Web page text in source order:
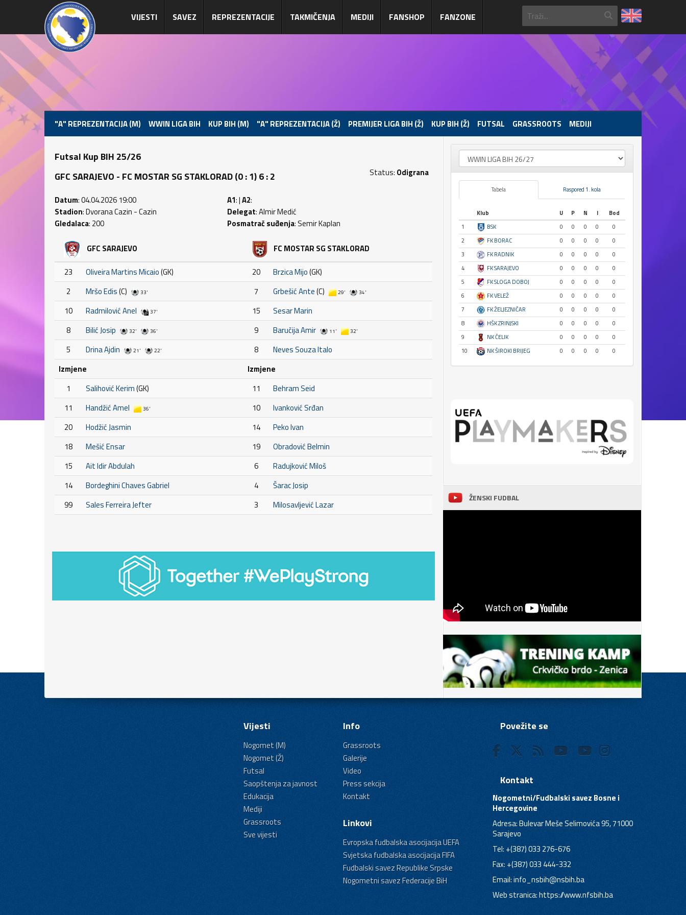
VIJESTI SAVEZ REPREZENTACIJE TAKMIČENJA MEDIJI FANSHOP FANZONE
"A" REPREZENTACIJA (M) WWIN LIGA BIH KUP BIH (M) "A" REPREZENTACIJA (Ž) PREMIJER LIGA BIH (Ž) KUP BIH (Ž) FUTSAL GRASSROOTS MEDIJI
Futsal Kup BIH 25/26
GFC SARAJEVO - FC MOSTAR SG STAKLORAD (0 : 1) 6 : 2
Status: Odigrana
Datum: 04.04.2026 19:00
Stadion: Dvorana Cazin - Cazin
Gledalaca: 200
A1: |A2:
Delegat: Almir Medić
Posmatrač suđenja: Semir Kaplan
GFC SARAJEVO
23 Oliveira Martins Micaio(GK)
2
Mršo Edis(C) 33'
10 Radmilović Anel 37'
8 Bilić Josip 32' 36'
5 Drina Ajdin 21' 22'
Izmjene
1
Salihović Kerim(GK)
11
Handžić Amel 36'
20
Hodžić Jasmin
18
Mešić Ensar
15
Ait Idir Abdulah
14
Bordeghini Chaves Gabriel
99
Sales Ferreira Jefter
FC MOSTAR SG STAKLORAD
20 Brzica Mijo(GK)
7
Grbešić Ante(C) 29' 34'
15
Sesar Marin
9
Baručija Amir 11' 32'
8
Neves Souza Italo
Izmjene
11
Behram Seid
10
Ivanković Srđan
14
Peko Ivan
19
Obradović Belmin
6
Radujković Miloš
4
Šarac Josip
3
Milosavljević Lazar
Tabela Raspored 1. kola
Klub U P N I
Bod
1
BSK 0 0 0 0
0
2
FK BORAC 0 0 0 0
0
3
FK RADNIK 0 0 0 0
0
4
FK SARAJEVO 0 0 0 0
0
5
FK SLOGA DOBOJ 0 0 0 0
0
6
FK VELEŽ 0 0 0 0
0
7
FK ŽELJEZNIČAR 0 0 0 0
0
8
HŠK ZRINJSKI 0 0 0 0
0
9
NK ČELIK 0 0 0 0
0
10
NK ŠIROKI BRIJEG 0 0 0 0 0
ŽENSKI FUDBAL
Vijesti
Nogomet (M)
Nogomet (Ž)
Futsal
Saopštenja za javnost
Edukacija
Mediji
Grassroots
Sve vijesti
Info
Grassroots
Galerije
Video
Press sekcija
Kontakt
Linkovi
Evropska fudbalska asocijacija UEFA
Svjetska fudbalska asocijacija FIFA
Fudbalski savez Republike Srpske
Nogometni savez Federacije BiH
Povežite se
Kontakt
Nogometni/Fudbalski savez Bosne i
Hercegovine
Adresa: Bulevar Meše Selimovića 95, 71000
Sarajevo
Tel: +(387) 033 276-676
Fax: +(387) 033 444-332
Email:info_nsbih@nsbih.ba
Web stranica: https://www.nfsbih.ba